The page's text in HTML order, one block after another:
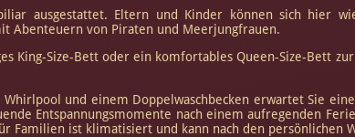
ausgestattet. Eltern und Kinder können sich hier
Abenteuern von Piraten und Meerjungfrauen.
King-Size-Bett oder ein komfortables Queen-Size-Bett
und einem Doppelwaschbecken erwartet Sie
Entspannungsmomente nach einem aufregenden
Familien ist klimatisiert und kann nach den persönlichen